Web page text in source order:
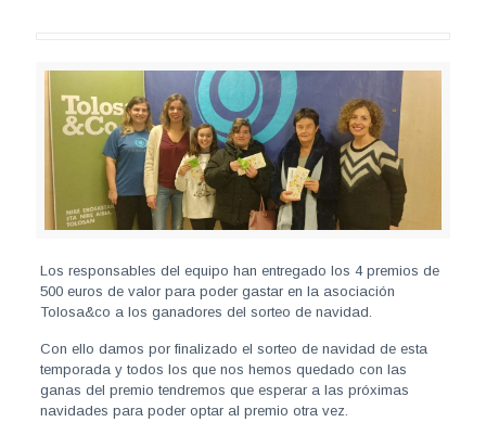
Los responsables del equipo han entregado los 4 premios de
500 euros de valor para poder gastar en la asociación
Tolosa&co a los ganadores del sorteo de navidad.
Con ello damos por finalizado el sorteo de navidad de esta
temporada y todos los que nos hemos quedado con las
ganas del premio tendremos que esperar a las próximas
navidades para poder optar al premio otra vez.